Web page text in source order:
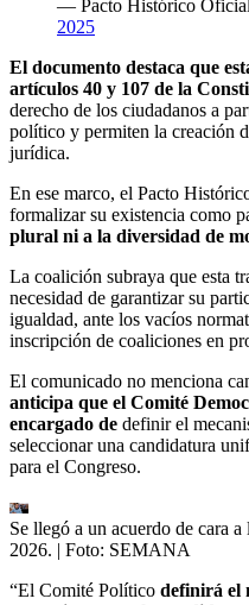
— Pacto Histórico
2025
El documento destaca que
artículos 40 y 107 de la
derecho de los ciudadanos a
político y permiten la creación
jurídica.
En ese marco, el Pacto
formalizar su existencia como
plural ni a la diversidad de
La coalición subraya que esta
necesidad de garantizar su
igualdad, ante los vacíos
inscripción de coaliciones en
El comunicado no menciona
anticipa que el Comité
encargado de definir el
seleccionar una candidatura
para el Congreso.
Se llegó a un acuerdo de cara
2026. | Foto: SEMANA
“El Comité Político definirá el